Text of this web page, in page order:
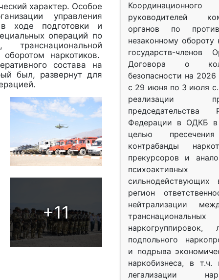
руководителей
органов по
незаконному обороту
государств-членов
Договора о
безопасности на
с 29 июня по 3 июля
реализации
председательства
Федерации в ОДКБ
целью
контрабанды
прекурсоров и
сильнодействующих
регион
нейтрализации
транснациональных
наркогруппировок,
подпольного
и подрыва
наркобизнеса, в т.ч.
легализации
характер. Особое
управления
в ходе подготовки и
операций по
наркотиков.
состава на
был, развернут для
+11